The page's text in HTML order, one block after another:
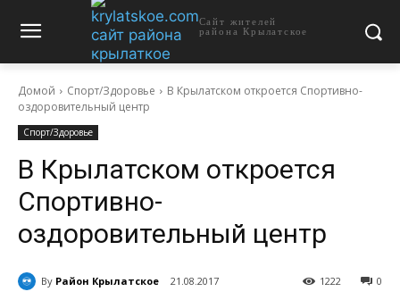
Сайт жителей
района Крылатское
Домой Спорт/Здоровье
В Крылатском откроется Спортивно-
оздоровительный центр
Спорт/Здоровье
В Крылатском откроется
Спортивно-
оздоровительный центр
By Район Крылатское 21.08.2017 0
1222